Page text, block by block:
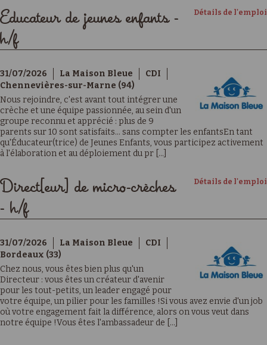
Détails de l'emploi
Educateur de jeunes enfants -
h/f
31/07/2026 La Maison Bleue
CDI
Chennevières-sur-Marne (94)
Nous rejoindre, c'est avant tout intégrer une
crèche et une équipe passionnée, au sein d'un
groupe reconnu et apprécié : plus de 9
parents sur 10 sont satisfaits… sans compter les enfantsEn tant
qu'Éducateur(trice) de Jeunes Enfants, vous participez activement
à l'élaboration et au déploiement du pr [...]
Détails de l'emploi
Direct[eur] de micro-crèches
- h/f
31/07/2026 La Maison Bleue
CDI
Bordeaux (33)
Chez nous, vous êtes bien plus qu'un
Directeur : vous êtes un créateur d'avenir
pour les tout-petits, un leader engagé pour
votre équipe, un pilier pour les familles !Si vous avez envie d'un job
où votre engagement fait la différence, alors on vous veut dans
notre équipe !Vous êtes l'ambassadeur de [...]